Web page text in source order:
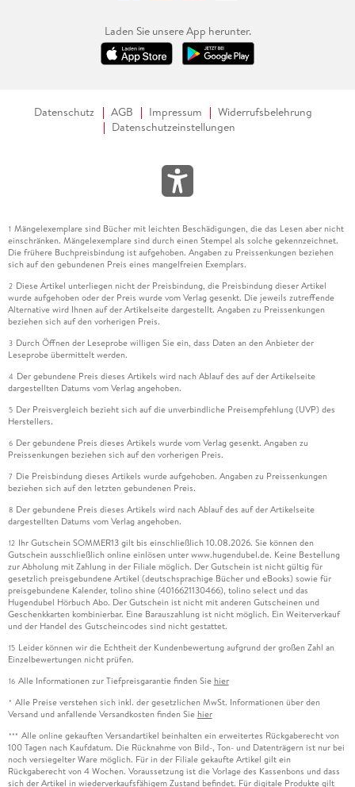
Laden Sie unsere App herunter.
Datenschutz AGB Impressum
Widerrufsbelehrung
Datenschutzeinstellungen
1 Mängelexemplare sind Bücher mit leichten Beschädigungen, die das Lesen aber nicht
einschränken. Mängelexemplare sind durch einen Stempel als solche gekennzeichnet.
Die frühere Buchpreisbindung ist aufgehoben. Angaben zu Preissenkungen beziehen
sich auf den gebundenen Preis eines mangelfreien Exemplars.
2 Diese Artikel unterliegen nicht der Preisbindung, die Preisbindung dieser Artikel
wurde aufgehoben oder der Preis wurde vom Verlag gesenkt. Die jeweils zutreffende
Alternative wird Ihnen auf der Artikelseite dargestellt. Angaben zu Preissenkungen
beziehen sich auf den vorherigen Preis.
3 Durch Öffnen der Leseprobe willigen Sie ein, dass Daten an den Anbieter der
Leseprobe übermittelt werden.
4 Der gebundene Preis dieses Artikels wird nach Ablauf des auf der Artikelseite
dargestellten Datums vom Verlag angehoben.
5 Der Preisvergleich bezieht sich auf die unverbindliche Preisempfehlung (UVP) des
Herstellers.
6 Der gebundene Preis dieses Artikels wurde vom Verlag gesenkt. Angaben zu
Preissenkungen beziehen sich auf den vorherigen Preis.
7 Die Preisbindung dieses Artikels wurde aufgehoben. Angaben zu Preissenkungen
beziehen sich auf den letzten gebundenen Preis.
8 Der gebundene Preis dieses Artikels wird nach Ablauf des auf der Artikelseite
dargestellten Datums vom Verlag angehoben.
12 Ihr Gutschein SOMMER13 gilt bis einschließlich 10.08.2026. Sie können den
Gutschein ausschließlich online einlösen unter www.hugendubel.de. Keine Bestellung
zur Abholung mit Zahlung in der Filiale möglich. Der Gutschein ist nicht gültig für
gesetzlich preisgebundene Artikel (deutschsprachige Bücher und eBooks) sowie für
preisgebundene Kalender, tolino shine (4016621130466), tolino select und das
Hugendubel Hörbuch Abo. Der Gutschein ist nicht mit anderen Gutscheinen und
Geschenkkarten kombinierbar. Eine Barauszahlung ist nicht möglich. Ein Weiterverkauf
und der Handel des Gutscheincodes sind nicht gestattet.
15 Leider können wir die Echtheit der Kundenbewertung aufgrund der großen Zahl an
Einzelbewertungen nicht prüfen.
16 Alle Informationen zur Tiefpreisgarantie finden Sie hier
* Alle Preise verstehen sich inkl. der gesetzlichen MwSt. Informationen über den
Versand und anfallende Versandkosten finden Sie hier
*** Alle online gekauften Versandartikel beinhalten ein erweitertes Rückgaberecht von
100 Tagen nach Kaufdatum. Die Rücknahme von Bild-, Ton- und Datenträgern ist nur bei
noch versiegelter Ware möglich. Für in der Filiale gekaufte Artikel gilt ein
Rückgaberecht von 4 Wochen. Voraussetzung ist die Vorlage des Kassenbons und dass
sich der Artikel in wiederverkaufsfähigem Zustand befindet. Für digitale Produkte gilt